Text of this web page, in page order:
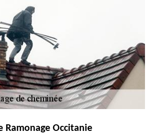
Ramonage Occitanie